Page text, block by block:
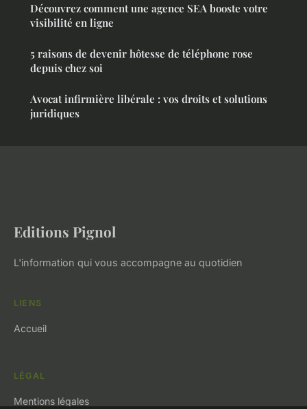
Découvrez comment une agence SEA booste votre
visibilité en ligne
5 raisons de devenir hôtesse de téléphone rose
depuis chez soi
Avocat infirmière libérale : vos droits et solutions
juridiques
Editions Pignol
L'information qui vous accompagne au quotidien
LIENS
Accueil
LÉGAL
Mentions légales